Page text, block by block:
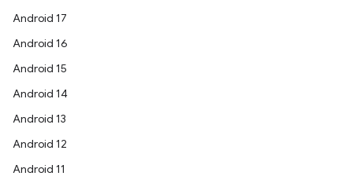
Android 17
Android 16
Android 15
Android 14
Android 13
Android 12
Android 11